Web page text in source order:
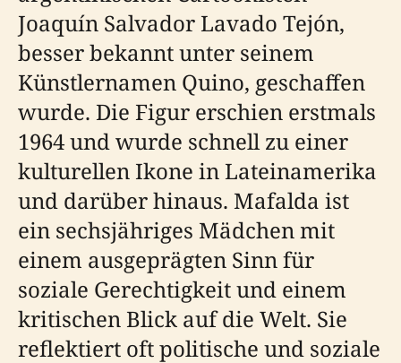
Joaquín Salvador Lavado Tejón,
besser bekannt unter seinem
Künstlernamen Quino, geschaffen
wurde. Die Figur erschien erstmals
1964 und wurde schnell zu einer
kulturellen Ikone in Lateinamerika
und darüber hinaus. Mafalda ist
ein sechsjähriges Mädchen mit
einem ausgeprägten Sinn für
soziale Gerechtigkeit und einem
kritischen Blick auf die Welt. Sie
reflektiert oft politische und soziale